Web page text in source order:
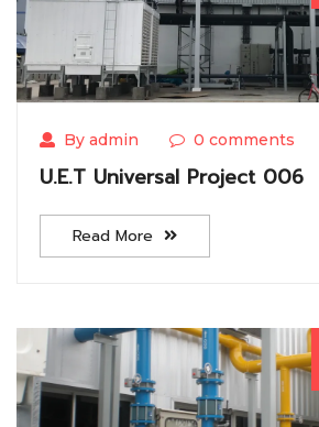
By admin 0 comments
U.E.T Universal Project 006
Read More